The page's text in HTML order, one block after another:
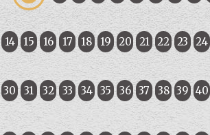
14 15 16 17 18 19 20 21 22 23 24
30 31 32 33 34 35 36 37 38 39 40